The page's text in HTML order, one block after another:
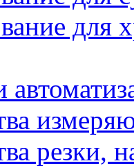
для
резки,